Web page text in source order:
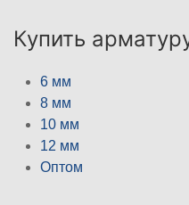
Купить
6 мм
8 мм
10 мм
12 мм
Оптом